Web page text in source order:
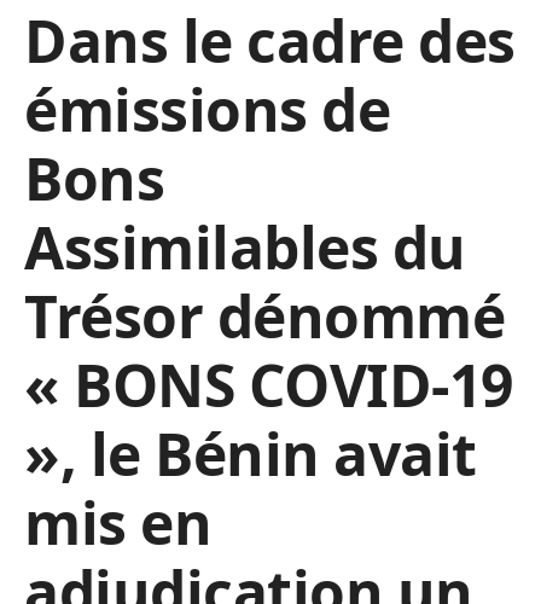
Dans le cadre des
émissions de
Bons
Assimilables du
Trésor dénommé
« BONS COVID-19
», le Bénin avait
mis en